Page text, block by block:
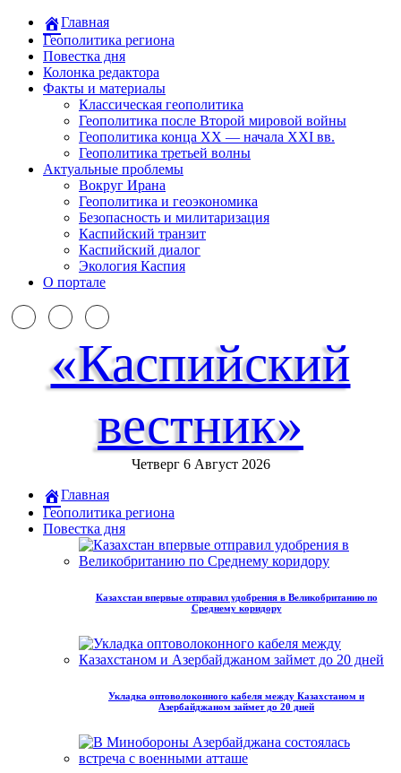
Главная
Геополитика региона
Повестка дня
Колонка редактора
Факты и материалы
Классическая геополитика
Геополитика после Второй мировой войны
Геополитика конца XX — начала XXI вв.
Геополитика третьей волны
Актуальные проблемы
Вокруг Ирана
Геополитика и геоэкономика
Безопасность и милитаризация
Каспийский транзит
Каспийский диалог
Экология Каспия
О портале
«Каспийский
вестник»
Четверг 6 Август 2026
Главная
Геополитика региона
Повестка дня
Казахстан впервые отправил удобрения в Великобританию по
Среднему коридору
Укладка оптоволоконного кабеля между Казахстаном и
Азербайджаном займет до 20 дней